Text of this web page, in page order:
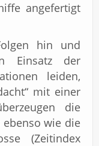
angefertigt
hin und
Einsatz der
leiden,
mit einer
die
ebenso wie die
(Zeitindex